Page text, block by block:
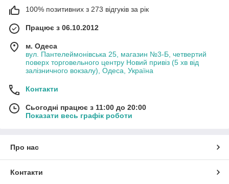
100% позитивних з 273 відгуків за рік
Працює з 06.10.2012
м. Одеса
вул. Пантелеймонівська 25, магазин №3-Б, четвертий
поверх торговельного центру Новий привіз (5 хв від
залізничного вокзалу), Одеса, Україна
Контакти
Сьогодні працює з 11:00 до 20:00
Показати весь графік роботи
Про нас
Контакти